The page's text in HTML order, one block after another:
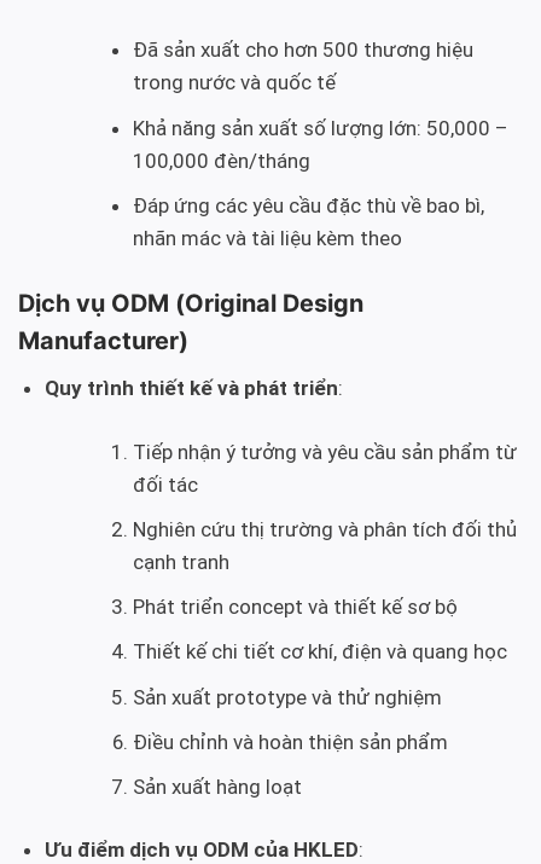
Đã sản xuất cho hơn 500 thương hiệu
trong nước và quốc tế
Khả năng sản xuất số lượng lớn: 50,000 –
100,000 đèn/tháng
Đáp ứng các yêu cầu đặc thù về bao bì,
nhãn mác và tài liệu kèm theo
Dịch vụ ODM (Original Design
Manufacturer)
Quy trình thiết kế và phát triển:
Tiếp nhận ý tưởng và yêu cầu sản phẩm từ
đối tác
Nghiên cứu thị trường và phân tích đối thủ
cạnh tranh
Phát triển concept và thiết kế sơ bộ
Thiết kế chi tiết cơ khí, điện và quang học
Sản xuất prototype và thử nghiệm
Điều chỉnh và hoàn thiện sản phẩm
Sản xuất hàng loạt
Ưu điểm dịch vụ ODM của HKLED: